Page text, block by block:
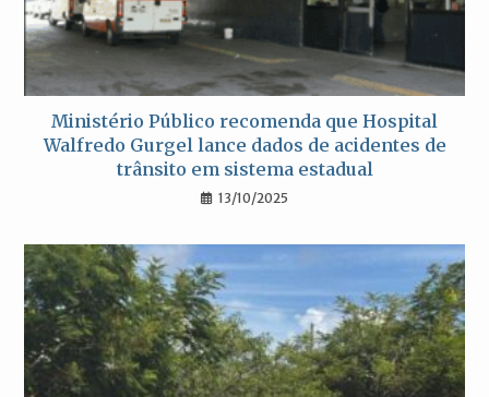
Ministério Público recomenda que Hospital
Walfredo Gurgel lance dados de acidentes de
trânsito em sistema estadual
13/10/2025